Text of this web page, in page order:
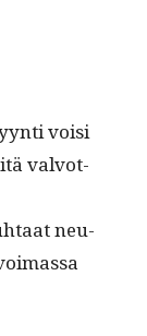
voisi
valvot­
neu­